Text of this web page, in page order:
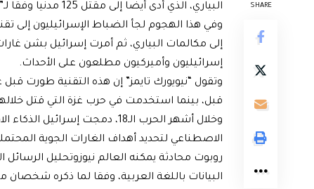
SHARE
البياري، الذي أدى أيضا إلى مقتل 125 مدنيا وفقا لـ”إيروورز”، وهي منظمة تراقب الصراعات ومقرها لندن.
وفي هذا الهجوم لجأ الضباط الإسرائيليون إلى
إلى مكالمات البياري، ثم أمرت إسرائيل بشن
إسرائيليون وأميركيون مطلعون على الأحداث.
وتقول “نيويورك تايمز” إن هذه التقنية طورت
قبل، بينما استخدمت في حرب غزة التي قتل
وخلال أشهر الحرب الـ18، دمجت
الاصطناعي لتحديد أهداف الغارات الجوية
روبوت محادثة يمكنه العالم نيوزوتحليل
البيانات باللغة العربية، وفقا لما ذكره شخصان